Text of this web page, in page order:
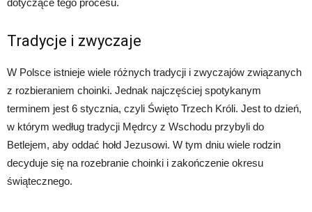
dotyczące tego procesu.
Tradycje i zwyczaje
W Polsce istnieje wiele różnych tradycji i zwyczajów związanych
z rozbieraniem choinki. Jednak najczęściej spotykanym
terminem jest 6 stycznia, czyli Święto Trzech Króli. Jest to dzień,
w którym według tradycji Mędrcy z Wschodu przybyli do
Betlejem, aby oddać hołd Jezusowi. W tym dniu wiele rodzin
decyduje się na rozebranie choinki i zakończenie okresu
świątecznego.